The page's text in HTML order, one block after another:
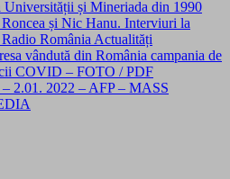
Universității și Mineriada din 1990
și Nic Hanu. Interviuri la
România Actualități
vândută din România campania de
COVID – FOTO / PDF
2.01. 2022 – AFP – MASS